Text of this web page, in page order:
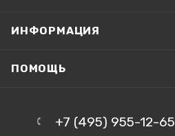
ИНФОРМАЦИЯ
ПОМОЩЬ
+7 (495) 955-12-65